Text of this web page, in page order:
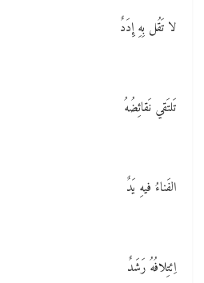
لا تَقُل بِهِ إِدَدٌ
تَلتَقي نَقائِضُهُ
الفَناءُ فيهِ يَدٌ
اِئتِلافُهُ رَشَدٌ